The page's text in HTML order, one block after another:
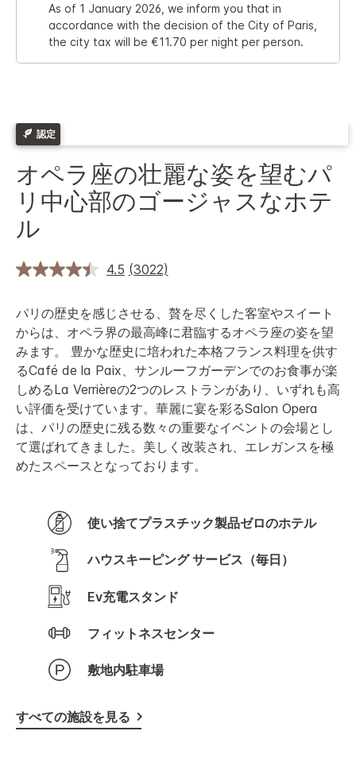
As of 1 January 2026, we inform you that in
accordance with the decision of the City of Paris,
the city tax will be €11.70 per night per person.
認定
オペラ座の壮麗な姿を望むパ
リ中心部のゴージャスなホテ
ル
4.5 (3022)
パリの歴史を感じさせる、贅を尽くした客室やスイート
からは、オペラ界の最高峰に君臨するオペラ座の姿を望
みます。 豊かな歴史に培われた本格フランス料理を供す
るCafé de la Paix、サンルーフガーデンでのお食事が楽
しめるLa Verrièreの2つのレストランがあり、いずれも高
い評価を受けています。華麗に宴を彩るSalon Opera
は、パリの歴史に残る数々の重要なイベントの会場とし
て選ばれてきました。美しく改装され、エレガンスを極
めたスペースとなっております。
使い捨てプラスチック製品ゼロのホテル
ハウスキーピング サービス（毎日）
Ev充電スタンド
フィットネスセンター
敷地内駐車場
すべての施設を見る